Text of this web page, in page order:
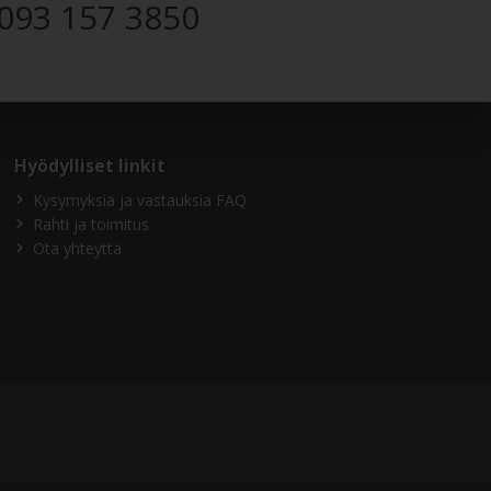
157 3850
Hyödylliset linkit
Kysymyksiä ja vastauksia FAQ
Rahti ja toimitus
Ota yhteyttä